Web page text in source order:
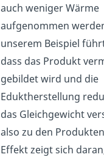
auch weniger Wärme
aufgenommen
unserem Beispiel
dass das Produkt
gebildet wird und die
Eduktherstellung
das Gleichgewicht
also zu den
Effekt zeigt sich daran